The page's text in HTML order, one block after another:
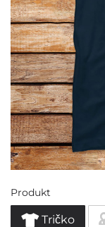
Produkt
Tričko